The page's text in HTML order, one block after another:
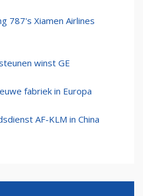
787's Xiamen Airlines
winst GE
fabriek in Europa
AF-KLM in China